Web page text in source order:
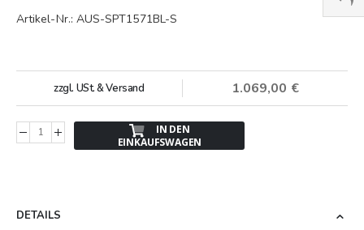
Artikel-Nr.: AUS-SPT1571BL-S
1.069,00 €
zzgl. USt. & Versand
IN DEN
EINKAUFSWAGEN
DETAILS